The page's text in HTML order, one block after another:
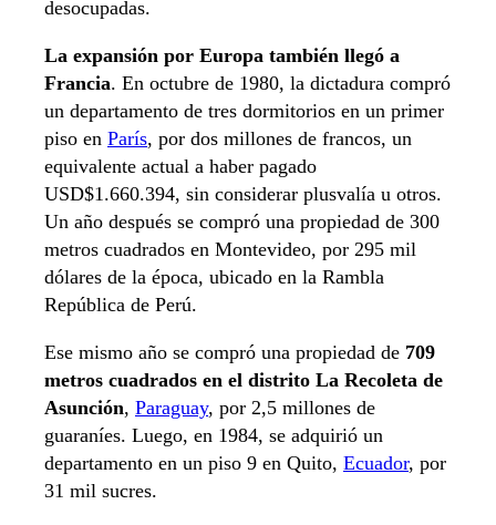
desocupadas.
La expansión por Europa también llegó a
Francia. En octubre de 1980, la dictadura compró
un departamento de tres dormitorios en un primer
piso en París, por dos millones de francos, un
equivalente actual a haber pagado
USD$1.660.394, sin considerar plusvalía u otros.
Un año después se compró una propiedad de 300
metros cuadrados en Montevideo, por 295 mil
dólares de la época, ubicado en la Rambla
República de Perú.
Ese mismo año se compró una propiedad de 709
metros cuadrados en el distrito La Recoleta de
Asunción, Paraguay, por 2,5 millones de
guaraníes. Luego, en 1984, se adquirió un
departamento en un piso 9 en Quito, Ecuador, por
31 mil sucres.